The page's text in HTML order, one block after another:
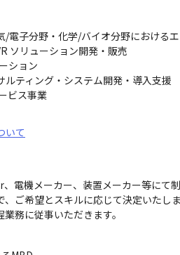
/電子分野・化学/バイオ分野における
ソリューション開発・販売
ション
ルティング・システム開発・導入支援
ビス事業
いて
電機メーカー、装置メーカー等にて
ご希望とスキルに応じて決定いたしま
務に従事いただきます。